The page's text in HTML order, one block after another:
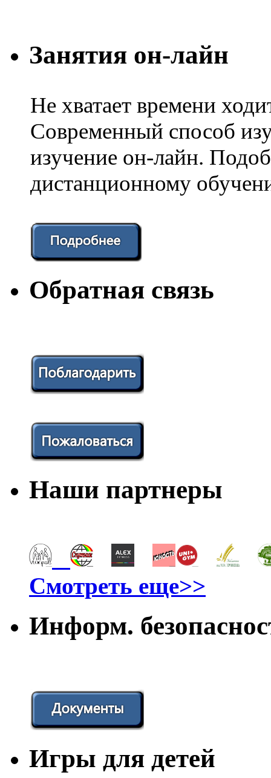
Занятия он-лайн
Не хватает времени
Современный способ
изучение он-лайн.
дистанционному
Обратная связь
Наши партнеры
Смотреть еще>>
Информ.
Игры для детей